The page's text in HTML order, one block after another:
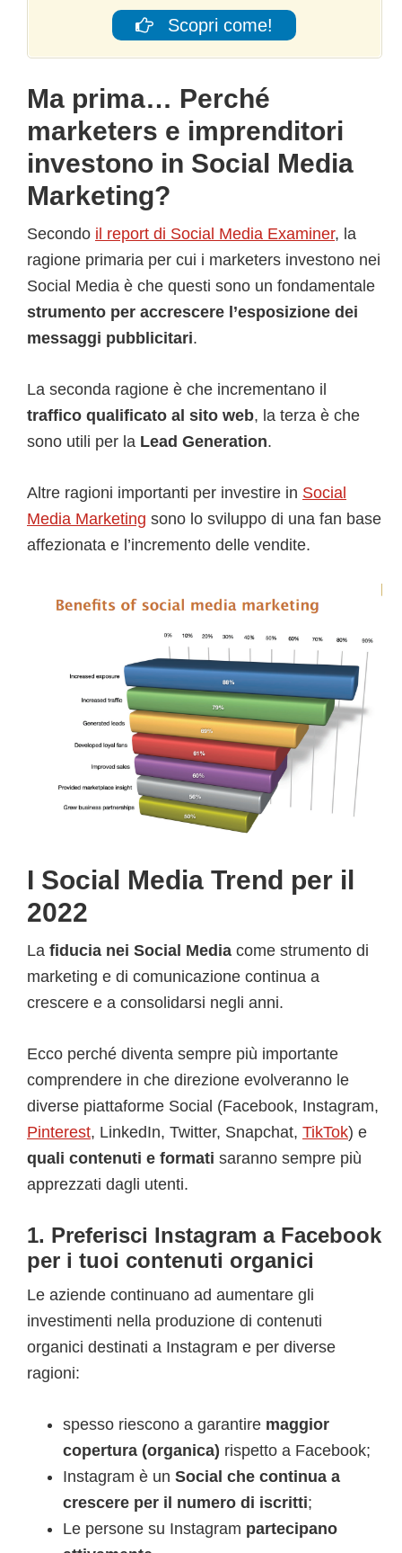
Scopri come!
Ma prima… Perché
marketers e imprenditori
investono in Social Media
Marketing?
Secondo il report di Social Media Examiner, la
ragione primaria per cui i marketers investono nei
Social Media è che questi sono un fondamentale
strumento per accrescere l’esposizione dei
messaggi pubblicitari.
La seconda ragione è che incrementano il
traffico qualificato al sito web, la terza è che
sono utili per la Lead Generation.
Altre ragioni importanti per investire in Social
Media Marketing sono lo sviluppo di una fan base
affezionata e l’incremento delle vendite.
I Social Media Trend per il
2022
La fiducia nei Social Media come strumento di
marketing e di comunicazione continua a
crescere e a consolidarsi negli anni.
Ecco perché diventa sempre più importante
comprendere in che direzione evolveranno le
diverse piattaforme Social (Facebook, Instagram,
Pinterest, LinkedIn, Twitter, Snapchat, TikTok) e
quali contenuti e formati saranno sempre più
apprezzati dagli utenti.
1. Preferisci Instagram a Facebook
per i tuoi contenuti organici
Le aziende continuano ad aumentare gli
investimenti nella produzione di contenuti
organici destinati a Instagram e per diverse
ragioni:
spesso riescono a garantire maggior
copertura (organica) rispetto a Facebook;
Instagram è un Social che continua a
crescere per il numero di iscritti;
Le persone su Instagram partecipano